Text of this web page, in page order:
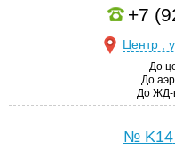
+7
Центр ,
До
До
До ЖД-
№ K14